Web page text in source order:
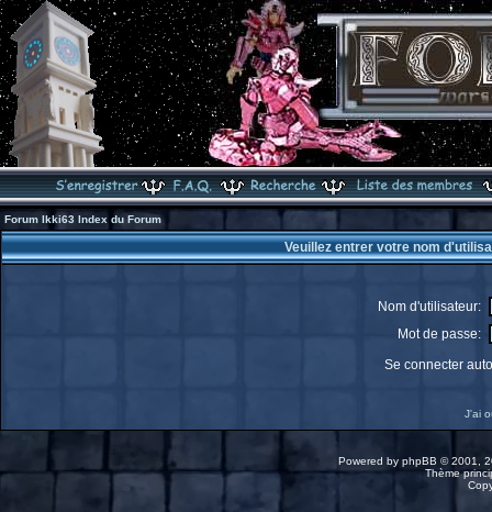
Forum Ikki63 Index du Forum
Veuillez entrer votre nom
Nom d'utilisateur:
Mot de passe:
Se connecter
J'ai
Powered by phpBB © 2001,
Thème